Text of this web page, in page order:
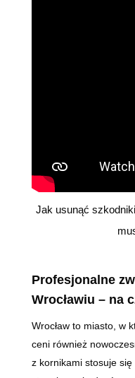
Jak usunąć
Profesjonalne
Wrocławiu – na
Wrocław to miasto, w
ceni również
z kornikami stosuje